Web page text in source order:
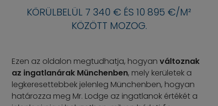
KÖRÜLBELÜL 7 340 € ÉS 10 895 €/M²
KÖZÖTT MOZOG.
Ezen az oldalon megtudhatja, hogyan változnak
az ingatlanárak Münchenben, mely kerületek a
legkeresettebbek jelenleg Münchenben, hogyan
határozza meg Mr. Lodge az ingatlanok értékét a